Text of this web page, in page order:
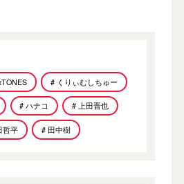
# くりぃむしちゅー
# ハナコ # 上田晋也
哲平 # 田中樹